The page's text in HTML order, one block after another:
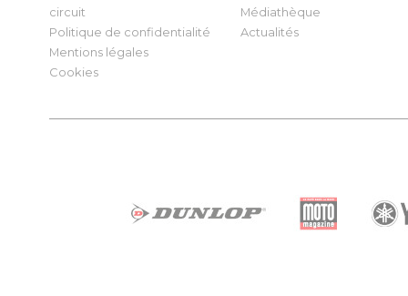
circuit
Politique de confidentialité
Mentions légales
Cookies
Médiathèque
Actualités